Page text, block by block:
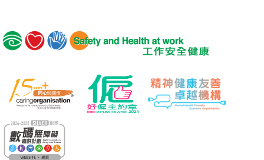
MICM
組裝合成建築工程管理人員訓練課程
MICW
組裝合成建築工程工作安全訓練課程
TST
安全使用可伸縮工作台
危險品的安全規管與危險物質相關規例網上公開講座
【好心情@健康工作間】醫護服務業之「拒絕壓力爆煲：
『七好』減壓法的科學減壓之道」網上講座
講座
【護心計劃/好心情@健康工作間】重拾健康由「戒煙」做